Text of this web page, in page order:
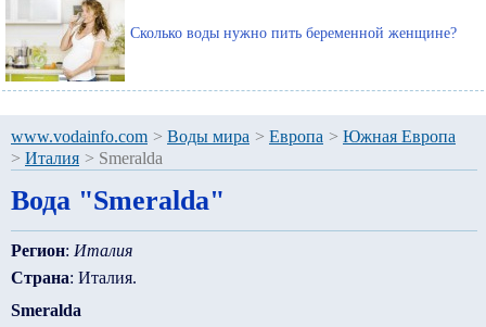
Сколько воды нужно пить беременной женщине?
www.vodainfo.com > Воды мира > Европа > Южная Европа
> Италия > Smeralda
Вода "Smeralda"
Регион: Италия
Страна: Италия.
Smeralda